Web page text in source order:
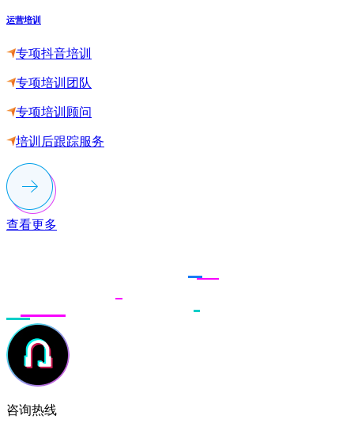
运营培训
专项抖音培训
专项培训团队
专项培训顾问
培训后跟踪服务
查看更多
咨询热线